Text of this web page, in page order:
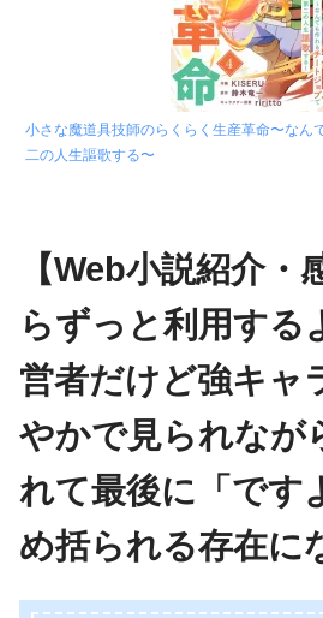
小さな魔道具技師のらくらく生産革命〜なん
二の人生謳歌する〜
【Web小説紹介・
らずっと利用する
営者だけど強キャ
やかで見られなが
れて最後に「です
め括られる存在に